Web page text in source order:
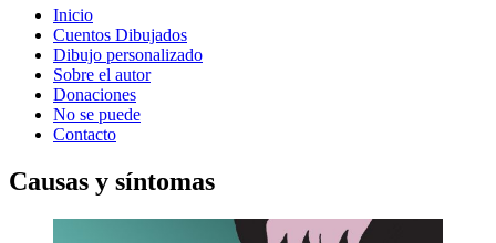
Inicio
Cuentos Dibujados
Dibujo personalizado
Sobre el autor
Donaciones
No se puede
Contacto
Causas y síntomas